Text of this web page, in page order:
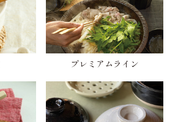
プレミアムライン